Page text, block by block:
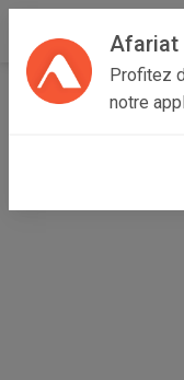
Afariat
Profitez
notre
Accueil